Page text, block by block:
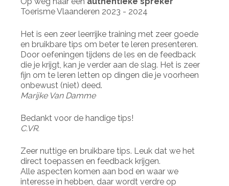
Toerisme Vlaanderen 2023 - 2024
Het is een zeer leerrijke training met zeer goede
en bruikbare tips om beter te leren presenteren.
Door oefeningen tijdens de les en de feedback
die je krijgt, kan je verder aan de slag. Het is zeer
fijn om te leren letten op dingen die je voorheen
onbewust (niet) deed.
Marijke Van Damme
Bedankt voor de handige tips!
C.VR.
Zeer nuttige en bruikbare tips. Leuk dat we het
direct toepassen en feedback krijgen.
Alle aspecten komen aan bod en waar we
interesse in hebben, daar wordt verdre op